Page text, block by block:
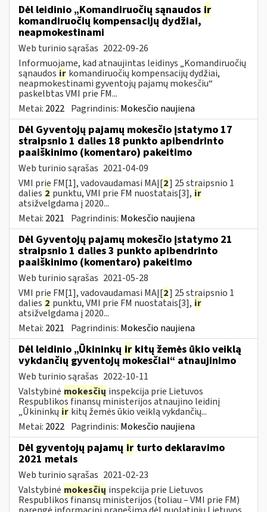
Dėl leidinio „Komandiruočių sąnaudos ir
komandiruočių kompensacijų dydžiai,
neapmokestinami
Web turinio sąrašas 2022-09-26
Informuojame, kad atnaujintas leidinys „Komandiruočių
sąnaudos ir komandiruočių kompensacijų dydžiai,
neapmokestinami gyventojų pajamų mokesčiu“
paskelbtas VMI prie FM...
Metai: 2022 Pagrindinis: Mokesčio naujiena
Dėl Gyventojų pajamų mokesčio įstatymo 17
straipsnio 1 dalies 18 punkto apibendrinto
paaiškinimo (komentaro) pakeitimo
Web turinio sąrašas 2021-04-09
VMI prie FM[1], vadovaudamasi MAĮ[2] 25 straipsnio 1
dalies 2 punktu, VMI prie FM nuostatais[3], ir
atsižvelgdama į 2020...
Metai: 2021 Pagrindinis: Mokesčio naujiena
Dėl Gyventojų pajamų mokesčio įstatymo 21
straipsnio 1 dalies 3 punkto apibendrinto
paaiškinimo (komentaro) pakeitimo
Web turinio sąrašas 2021-05-28
VMI prie FM[1], vadovaudamasi MAĮ[2] 25 straipsnio 1
dalies 2 punktu, VMI prie FM nuostatais[3], ir
atsižvelgdama į 2020...
Metai: 2021 Pagrindinis: Mokesčio naujiena
Dėl leidinio „Ūkininkų ir kitų žemės ūkio veiklą
vykdančių gyventojų mokesčiai“ atnaujinimo
Web turinio sąrašas 2022-10-11
Valstybinė mokesčių inspekcija prie Lietuvos
Respublikos finansų ministerijos atnaujino leidinį
„Ūkininkų ir kitų žemės ūkio veiklą vykdančių...
Metai: 2022 Pagrindinis: Mokesčio naujiena
Dėl gyventojų pajamų ir turto deklaravimo
2021 metais
Web turinio sąrašas 2021-02-23
Valstybinė mokesčių inspekcija prie Lietuvos
Respublikos finansų ministerijos (toliau – VMI prie FM)